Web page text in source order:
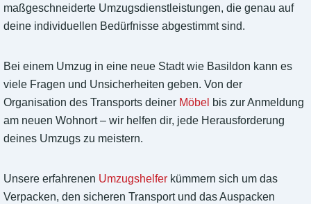
maßgeschneiderte Umzugsdienstleistungen, die genau auf
deine individuellen Bedürfnisse abgestimmt sind.
Bei einem Umzug in eine neue Stadt wie Basildon kann es
viele Fragen und Unsicherheiten geben. Von der
Organisation des Transports deiner Möbel bis zur Anmeldung
am neuen Wohnort – wir helfen dir, jede Herausforderung
deines Umzugs zu meistern.
Unsere erfahrenen Umzugshelfer kümmern sich um das
Verpacken, den sicheren Transport und das Auspacken